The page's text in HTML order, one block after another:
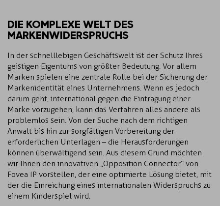
DIE KOMPLEXE WELT DES
MARKENWIDERSPRUCHS
In der schnelllebigen Geschäftswelt ist der Schutz Ihres
geistigen Eigentums von größter Bedeutung. Vor allem
Marken spielen eine zentrale Rolle bei der Sicherung der
Markenidentität eines Unternehmens. Wenn es jedoch
darum geht, international gegen die Eintragung einer
Marke vorzugehen, kann das Verfahren alles andere als
problemlos sein. Von der Suche nach dem richtigen
Anwalt bis hin zur sorgfältigen Vorbereitung der
erforderlichen Unterlagen – die Herausforderungen
können überwältigend sein. Aus diesem Grund möchten
wir Ihnen den innovativen „Opposition Connector“ von
Fovea IP vorstellen, der eine optimierte Lösung bietet, mit
der die Einreichung eines internationalen Widerspruchs zu
einem Kinderspiel wird.